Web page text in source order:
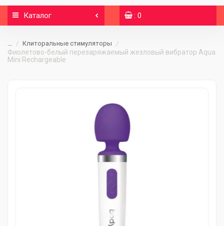
Каталог : 0
... Клиторальные стимуляторы
Фиолетово-белый перезаряжаемый жезловый вибратор Aqua
Mini Rechargeable